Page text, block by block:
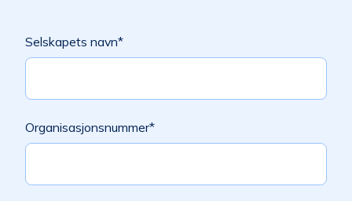
Selskapets navn*
Organisasjonsnummer*